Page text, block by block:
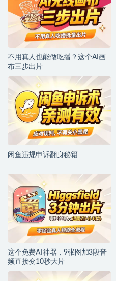
不用真人也能做吃播？这个AI画
布三步出片
闲鱼违规申诉翻身秘籍
这个免费AI神器，9张图加3段音
频直接变10秒大片